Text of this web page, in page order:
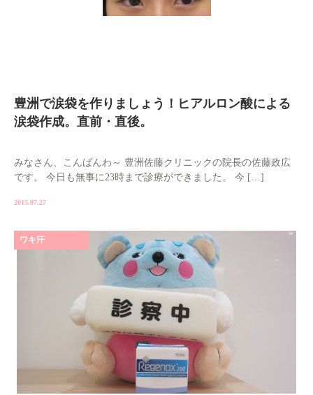
豊洲で涙袋を作りましょう！ヒアルロン酸による
涙袋作成。直前・直後。
みなさん、こんばんわ～ 豊洲佐藤クリニックの院長の佐藤政広
です。 今日も無事に23時まで診療ができました。 今 […]
2015.07.27
ワキ汗